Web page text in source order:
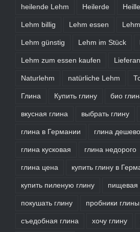
heilende Lehm Heilerde
Lehm billig Lehm essen
Lehm günstig Lehm im Stück
Lehm zum essen kaufen
Naturlehm natürliche Lehm
Глина Купить глину био
вкусная глина выбрать глину
глина в Германии глина дешево
глина кусковая глина недорого
глина цена купить глину в
купить пиленую глину пищевая
покушать глину пробники глины
съедобная глина хочу глину